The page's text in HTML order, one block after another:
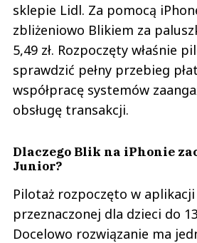
sklepie Lidl. Za pomocą
zbliżeniowo Blikiem za
5,49 zł. Rozpoczęty właśnie
sprawdzić pełny przebieg
współpracę systemów
obsługę transakcji.
Dlaczego Blik na iPhonie
Junior?
Pilotaż rozpoczęto w aplikacji
przeznaczonej dla dzieci do
Docelowo rozwiązanie ma